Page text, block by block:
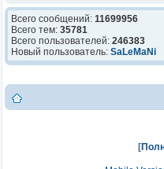
Всего сообщений: 11699956
Всего тем: 35781
Всего пользователей: 246383
Новый пользователь: SaLeMaNi
[